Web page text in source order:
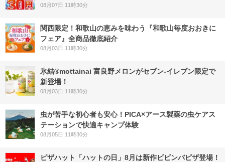
08月07日 11時30分
関西限定！和歌山の恵みを味わう『和歌山毎度おおきに
フェア』全商品徹底紹介
08月03日 11時30分
氷結®mottainai 富良野メロンがセブン‐イレブン限定で
新登場！
08月03日 11時30分
虫が苦手な初心者も安心！PICA×アース製薬の虫ケアス
テーションで快適キャンプ体験
08月05日 11時30分
ピザハット「ハットの日」8月は新作ビビンバピザ登場！